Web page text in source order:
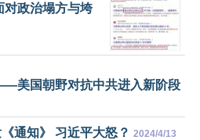
对政治塌方与垮
美国朝野对抗中共进入新阶段
通知》 习近平大怒？ 2024/4/13